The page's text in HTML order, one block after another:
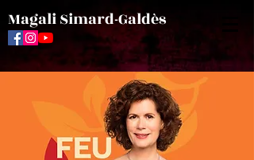
Magali Simard-Galdès